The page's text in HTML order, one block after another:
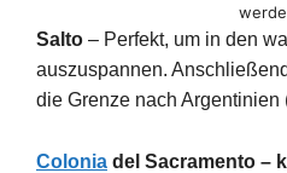
Salto – Perfekt, um in den
auszuspannen.
die Grenze nach
Colonia del Sacramento –